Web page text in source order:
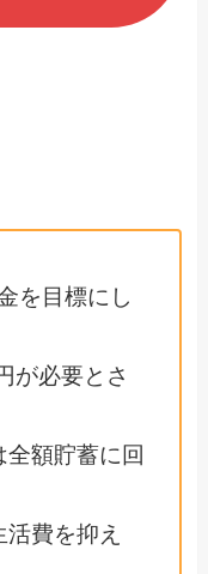
を目標にし
が必要とさ
額貯蓄に回
費を抑え